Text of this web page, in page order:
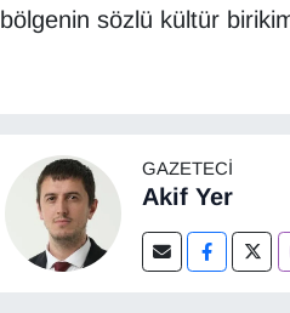
bölgenin sözlü kültür
GAZETECI
Akif Yer